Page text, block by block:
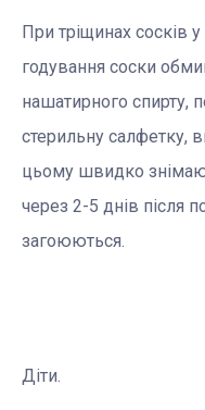
При трiщинах соскiв у
годування соски
нашатирного спирту,
стерильну салфетку,
цьому швидко
через 2-5 днiв пiсля
загоюються.
Діти.